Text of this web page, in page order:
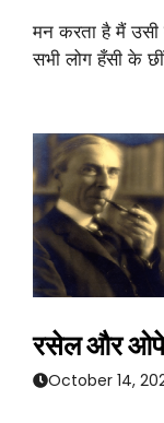
मन करता है मैं उसी
सभी लोग हँसी के
रसेल और
October 14,